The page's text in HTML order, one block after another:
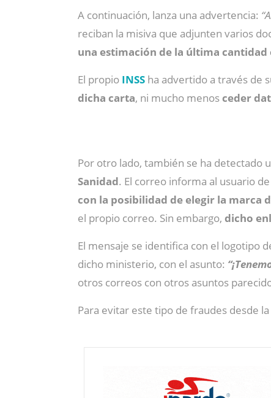
A continuación, lanza una advertencia:
reciban la misiva que adjunten varios
una estimación de la última
El propio INSS ha advertido a través de
dicha carta, ni mucho menosceder
Por otro lado, también se ha detectado
Sanidad. El correo informa al usuario
con la posibilidad de elegir la marca
el propio correo. Sin embargo, dicho
El mensaje se identifica con el logotipo
dicho ministerio, con el asunto:
otros correos con otros asuntos
Para evitar este tipo de fraudes desde la